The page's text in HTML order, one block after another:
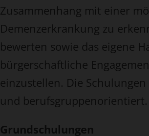
Zusammenhang mit einer
Demenzerkrankung zu
bewerten sowie das eigene
bürgerschaftliche
einzustellen. Die Schulungen
und berufsgruppenorientiert.
Grundschulungen